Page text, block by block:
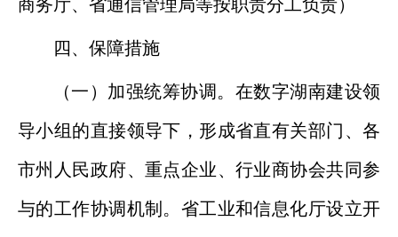
商务厅、省通信管理局等按职责分工负责）
四、保障措施
（一）加强统筹协调。在数字湖南建设领
导小组的直接领导下，形成省直有关部门、各
市州人民政府、重点企业、行业商协会共同参
与的工作协调机制。省工业和信息化厅设立开